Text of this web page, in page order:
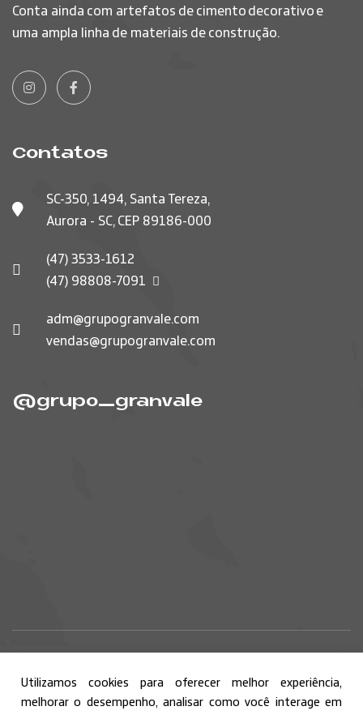
Utilizamos cookies para oferecer melhor experiência,
melhorar o desempenho, analisar como você interage em
Conta ainda com artefatos de cimento decorativo e
uma ampla linha de materiais de construção.
Contatos
SC-350, 1494, Santa Tereza,
Aurora - SC, CEP 89186-000
(47) 3533-1612
(47) 98808-7091
adm@grupogranvale.com
vendas@grupogranvale.com
@grupo_granvale
© 2026 Grupo Granvale - Todos os direitos reservados.
Política de Privacidade Termos de Uso